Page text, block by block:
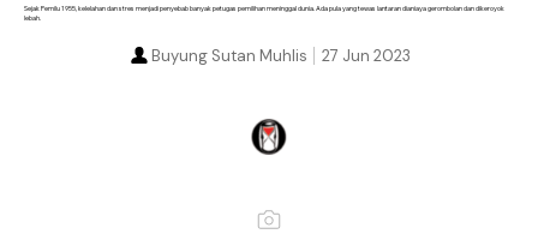
Sejak Pemilu 1955, kelelahan dan stres menjadi penyebab banyak petugas pemilihan meninggal dunia. Ada pula yang tewas lantaran dianiaya gerombolan dan dikeroyok
lebah.
27 Jun 2023
Buyung Sutan Muhlis